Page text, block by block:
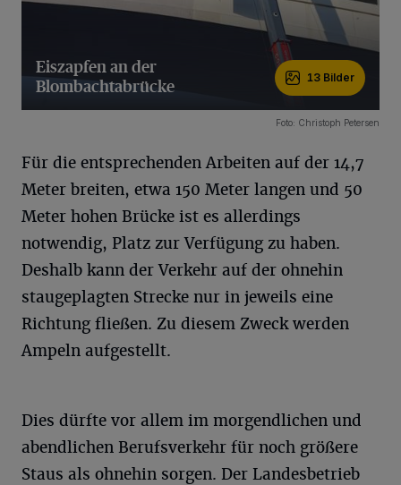
Eiszapfen an der
Blombachtabrücke
13 Bilder
Foto: Christoph Petersen
Für die entsprechenden Arbeiten auf der 14,7
Meter breiten, etwa 150 Meter langen und 50
Meter hohen Brücke ist es allerdings
notwendig, Platz zur Verfügung zu haben.
Deshalb kann der Verkehr auf der ohnehin
staugeplagten Strecke nur in jeweils eine
Richtung fließen. Zu diesem Zweck werden
Ampeln aufgestellt.
Dies dürfte vor allem im morgendlichen und
abendlichen Berufsverkehr für noch größere
Staus als ohnehin sorgen. Der Landesbetrieb